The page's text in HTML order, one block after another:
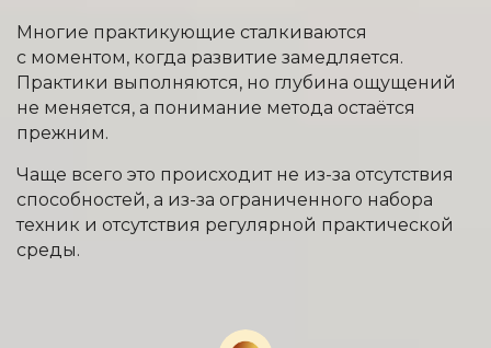
Многие практикующие сталкиваются
с моментом, когда развитие замедляется.
Практики выполняются, но глубина ощущений
не меняется, а понимание метода остаётся
прежним.
Чаще всего это происходит не из-за отсутствия
способностей, а из-за ограниченного набора
техник и отсутствия регулярной практической
среды.